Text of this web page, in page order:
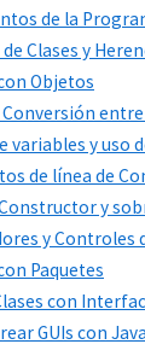
de la
Clases y
Objetos
variables y uso
de línea de
y
y Controles
Paquetes
con
GUIs con Java